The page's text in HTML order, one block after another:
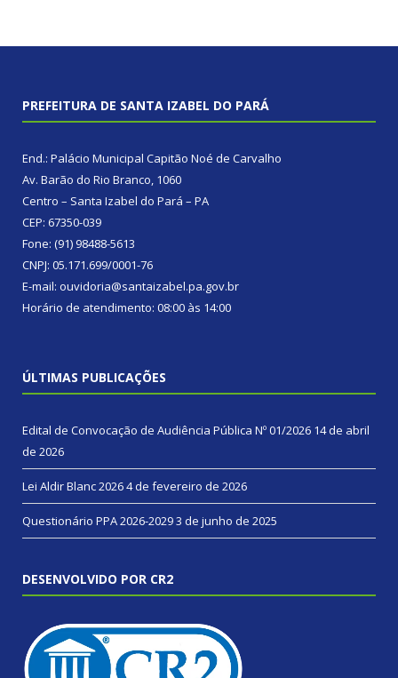
PREFEITURA DE SANTA IZABEL DO PARÁ
End.: Palácio Municipal Capitão Noé de Carvalho
Av. Barão do Rio Branco, 1060
Centro – Santa Izabel do Pará – PA
CEP: 67350-039
Fone: (91) 98488-5613
CNPJ: 05.171.699/0001-76
E-mail: ouvidoria@santaizabel.pa.gov.br
Horário de atendimento: 08:00 às 14:00
ÚLTIMAS PUBLICAÇÕES
Edital de Convocação de Audiência Pública Nº 01/2026 14 de abril
de 2026
Lei Aldir Blanc 20264 de fevereiro de 2026
Questionário PPA 2026-20293 de junho de 2025
DESENVOLVIDO POR CR2